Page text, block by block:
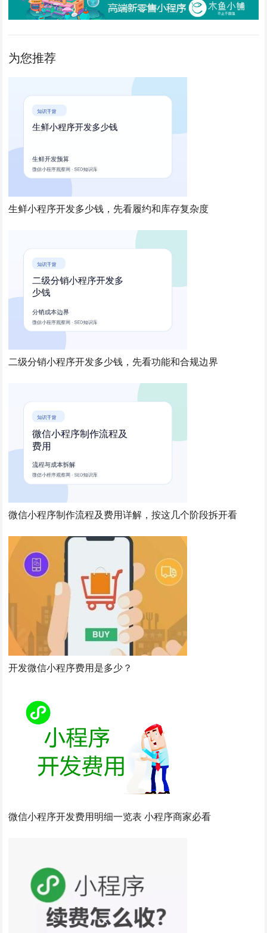
为您推荐
生鲜小程序开发多少钱，先看履约和库存复杂度
二级分销小程序开发多少钱，先看功能和合规边界
微信小程序制作流程及费用详解，按这几个阶段拆开看
开发微信小程序费用是多少？
微信小程序开发费用明细一览表 小程序商家必看